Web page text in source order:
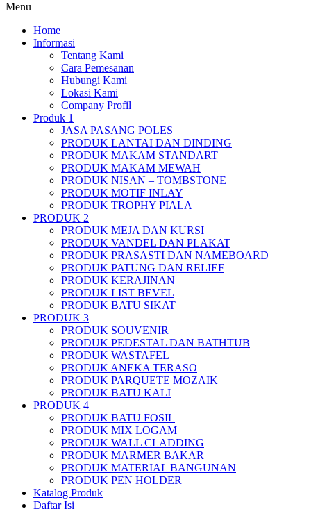
Menu
Home
Informasi
Tentang Kami
Cara Pemesanan
Hubungi Kami
Lokasi Kami
Company Profil
Produk 1
JASA PASANG POLES
PRODUK LANTAI DAN DINDING
PRODUK MAKAM STANDART
PRODUK MAKAM MEWAH
PRODUK NISAN – TOMBSTONE
PRODUK MOTIF INLAY
PRODUK TROPHY PIALA
PRODUK 2
PRODUK MEJA DAN KURSI
PRODUK VANDEL DAN PLAKAT
PRODUK PRASASTI DAN NAMEBOARD
PRODUK PATUNG DAN RELIEF
PRODUK KERAJINAN
PRODUK LIST BEVEL
PRODUK BATU SIKAT
PRODUK 3
PRODUK SOUVENIR
PRODUK PEDESTAL DAN BATHTUB
PRODUK WASTAFEL
PRODUK ANEKA TERASO
PRODUK PARQUETE MOZAIK
PRODUK BATU KALI
PRODUK 4
PRODUK BATU FOSIL
PRODUK MIX LOGAM
PRODUK WALL CLADDING
PRODUK MARMER BAKAR
PRODUK MATERIAL BANGUNAN
PRODUK PEN HOLDER
Katalog Produk
Daftar Isi